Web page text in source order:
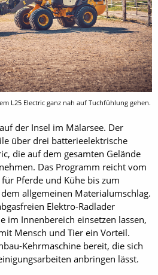
L25 Electric ganz nah auf Tuchfühlung gehen.
der Insel im Mälarsee. Der
über drei batterieelektrische
die auf dem gesamten Gelände
Das Programm reicht vom
Pferde und Kühe bis zum
allgemeinen Materialumschlag.
Elektro-Radlader
im Innenbereich einsetzen lassen,
Mensch und Tier ein Vorteil.
Kehrmaschine bereit, die sich
anbringen lässt.